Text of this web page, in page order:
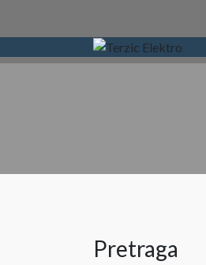
Pretraga